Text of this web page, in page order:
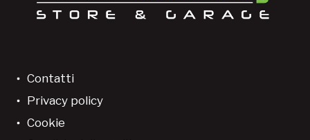
Contatti
Privacy policy
Cookie